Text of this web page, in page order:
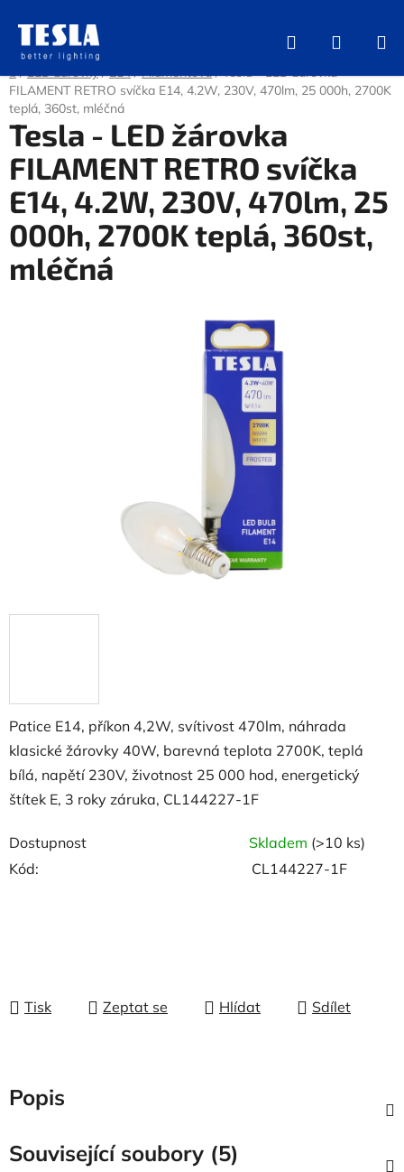
obsah
Hledat
KOŠÍK
/ LED žárovky / E14 / Filamentová / Tesla - LED žárovka
FILAMENT RETRO svíčka E14, 4.2W, 230V, 470lm, 25 000h, 2700K
teplá, 360st, mléčná
Patice E14, příkon 4,2W, svítivost 470lm, náhrada
klasické žárovky 40W, barevná teplota 2700K, teplá
bílá, napětí 230V, životnost 25 000 hod, energetický
štítek E, 3 roky záruka, CL144227-1F
Dostupnost Skladem (>10 ks)
Kód:
CL144227-1F
Tisk Zeptat se Hlídat Sdílet
Tesla - LED žárovka
FILAMENT RETRO svíčka
E14, 4.2W, 230V, 470lm, 25
000h, 2700K teplá, 360st,
mléčná
Popis
Související soubory (5)